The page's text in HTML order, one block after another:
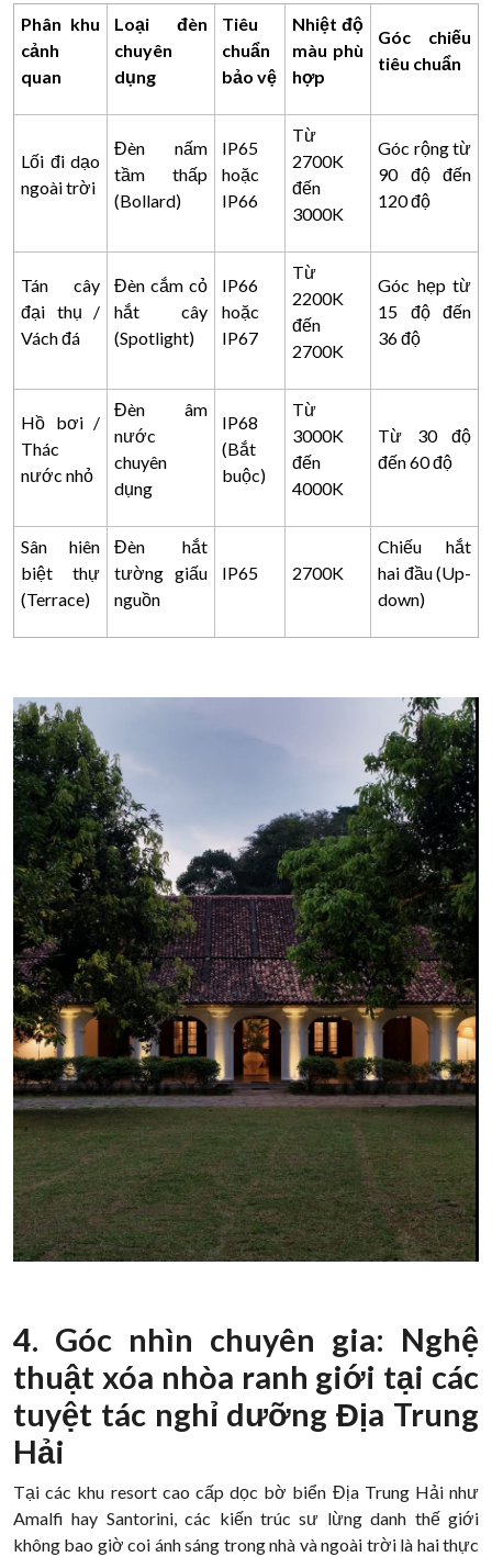
Phân khu
cảnh
quan
Loại đèn
chuyên
dụng
Tiêu
chuẩn
bảo vệ
Nhiệt độ
màu phù
hợp
Góc chiếu
tiêu chuẩn
Lối đi dạo
ngoài trời
Đèn nấm
tầm thấp
(Bollard)
IP65
hoặc
IP66
Từ
2700K
đến
3000K
Góc rộng từ
90 độ đến
120 độ
Tán cây
đại thụ /
Vách đá
Đèn cắm cỏ
hắt cây
(Spotlight)
IP66
hoặc
IP67
Từ
2200K
đến
2700K
Góc hẹp từ
15 độ đến
36 độ
Hồ bơi /
Thác
nước nhỏ
Đèn âm
nước
chuyên
dụng
IP68
(Bắt
buộc)
Từ
3000K
đến
4000K
Từ 30 độ
đến 60 độ
Sân hiên
biệt thự
(Terrace)
Đèn hắt
tường giấu
nguồn
IP65 2700K
Chiếu hắt
hai đầu (Up-
down)
4. Góc nhìn chuyên gia: Nghệ
thuật xóa nhòa ranh giới tại các
tuyệt tác nghỉ dưỡng Địa Trung
Hải
Tại các khu resort cao cấp dọc bờ biển Địa Trung Hải như
Amalfi hay Santorini, các kiến trúc sư lừng danh thế giới
không bao giờ coi ánh sáng trong nhà và ngoài trời là hai thực